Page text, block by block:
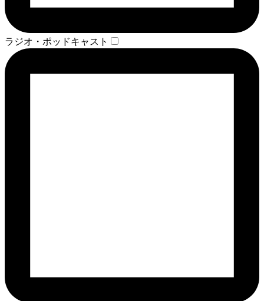
ラジオ・ポッドキャスト